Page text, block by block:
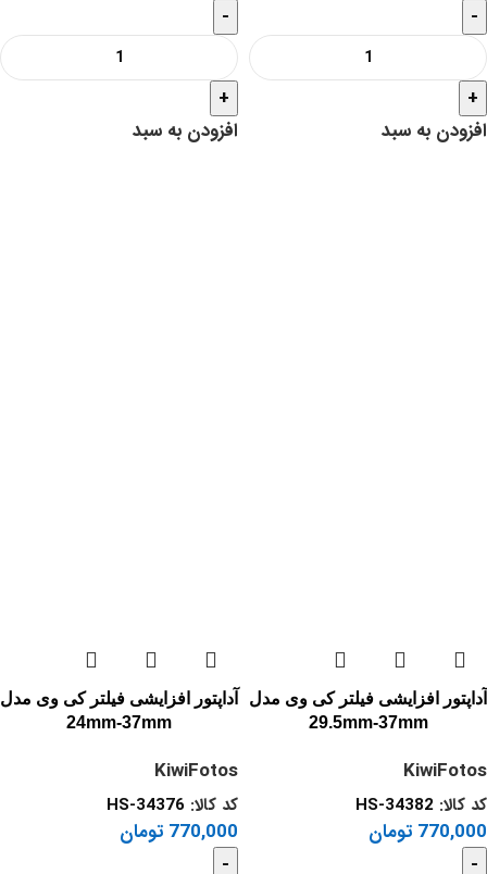
-
+
افزودن به سبد
-
+
افزودن به سبد
آداپتور افزایشی فیلتر کی وی مدل
29.5mm-37mm
KiwiFotos
کد کالا: HS-34382
770,000 تومان
-
آداپتور افزایشی فیلتر کی وی مدل
24mm-37mm
KiwiFotos
کد کالا: HS-34376
770,000 تومان
-